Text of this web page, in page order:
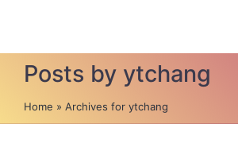
Posts by ytchang
Home » Archives for ytchang